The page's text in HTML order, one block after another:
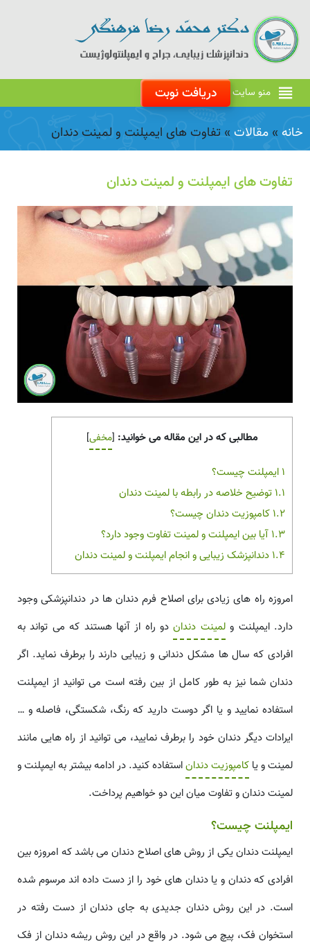
منو سایت دریافت نوبت
خانه » مقالات » تفاوت های ایمپلنت و لمینت دندان
تفاوت های ایمپلنت و لمینت دندان
مطالبی که در این مقاله می خوانید: [مخفی]
1 ایمپلنت چیست؟
1.1 توضیح خلاصه در رابطه با لمینت دندان
1.2 کامپوزیت دندان چیست؟
1.3 آیا بین ایمپلنت و لمینت تفاوت وجود دارد؟
1.4 دندانپزشک زیبایی و انجام ایمپلنت و لمینت دندان
امروزه راه های زیادی برای اصلاح فرم دندان ها در دندانپزشکی وجود
دارد. ایمپلنت ولمینت دنداندو راه از آنها هستند که می تواند به
افرادی که سال ها مشکل دندانی و زیبایی دارند را برطرف نماید. اگر
دندان شما نیز به طور کامل از بین رفته است می توانید از ایمپلنت
استفاده نمایید و یا اگر دوست دارید که رنگ، شکستگی، فاصله و …
ایرادات دیگر دندان خود را برطرف نمایید، می توانید از راه هایی مانند
لمینت و یا کامپوزیت دنداناستفاده کنید. در ادامه بیشتر به ایمپلنت و
لمینت دندان و تفاوت میان این دو خواهیم پرداخت.
ایمپلنت چیست؟
ایمپلنت دندان یکی از روش های اصلاح دندان می باشد که امروزه بین
افرادی که دندان و یا دندان های خود را از دست داده اند مرسوم شده
است. در این روش دندان جدیدی به جای دندان از دست رفته در
استخوان فک، پیچ می شود. در واقع در این روش ریشه دندان از فک